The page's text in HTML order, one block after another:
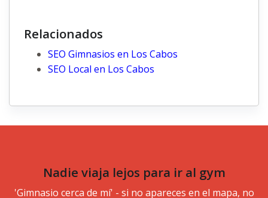
Relacionados
SEO Gimnasios en Los Cabos
SEO Local en Los Cabos
Nadie viaja lejos para ir al gym
'Gimnasio cerca de mí' - si no apareces en el mapa, no